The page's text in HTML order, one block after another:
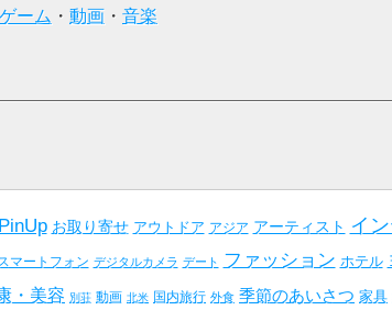
ゲーム ・ 動画 ・ 音楽
PinUp お取り寄せ アウトドア アジア アーティスト イ
スマートフォン デジタルカメラ デート ファッション ホテル
・美容 別荘 動画 北米 国内旅行 外食 季節のあいさつ 家具